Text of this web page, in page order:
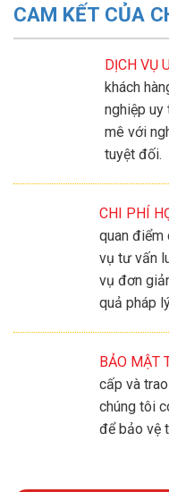
CAM KẾT CỦA
DỊCH VỤ
khách
nghiệp uy
mê với
tuyệt đối.
CHI PHÍ
quan điểm
vụ tư vấn
vụ đơn
quả pháp
BẢO MẬT
cấp và
chúng tôi
để bảo vệ